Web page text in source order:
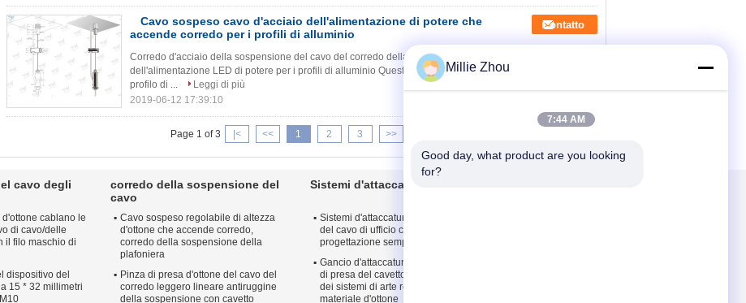
Cavo sospeso cavo d'acciaio dell'alimentazione di potere che
accende corredo per i profili di alluminio
Contatto
Corredo d'acciaio della sospensione del cavo del corredo della sospensione del pannello
dell'alimentazione LED di potere per i profili di alluminio Questo corredo della sospensione è usato con il
profilo di ...
Leggi di più
2019-06-12 17:39:10
Page 1 of 3 |< << 1 2 3 >>
cavo degli
cablano le
di cavo/delle
il filo maschio di
dispositivo del
15 * 32 millimetri
corredo della sospensione del
cavo
Cavo sospeso regolabile di altezza
d'ottone che accende corredo,
corredo della sospensione della
plafoniera
Pinza di presa d'ottone del cavo del
corredo leggero lineare antiruggine
della sospensione con cavetto
Sistemi d'attaccatura di arte
Sistemi d'attaccatura del segno
del cavo di ufficio corporativo con
progettazione semplice elegante
Gancio d'attaccatura della pinza
di presa del cavetto registrabile
dei sistemi di arte regolabile
materiale d'ottone
Millie Zhou
7:44 AM
Good day, what product are you looking
for?